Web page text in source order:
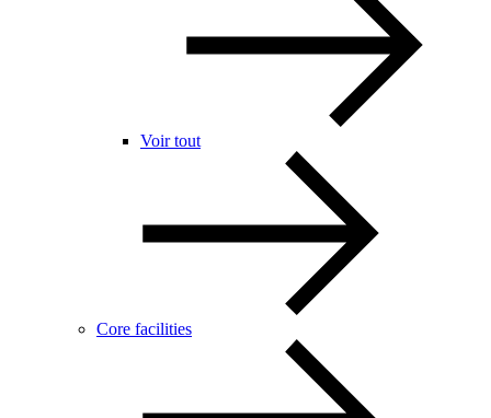
Voir tout
Core facilities